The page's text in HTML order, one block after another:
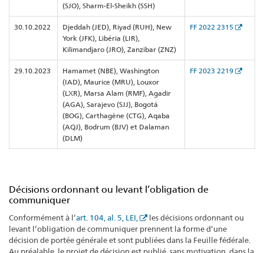
(SJO), Sharm-El-Sheikh (SSH)
30.10.2022
Djeddah (JED), Riyad (RUH), New
York (JFK), Libéria (LIR),
Kilimandjaro (JRO), Zanzibar (ZNZ)
FF 2022 2315
29.10.2023
Hamamet (NBE), Washington
(IAD), Maurice (MRU), Louxor
(LXR), Marsa Alam (RMF), Agadir
(AGA), Sarajevo (SJJ), Bogotá
(BOG), Carthagène (CTG), Aqaba
(AQJ), Bodrum (BJV) et Dalaman
(DLM)
FF 2023 2219
Décisions ordonnant ou levant l’obligation de
communiquer
Conformément à l’art. 104, al. 5, LEI,
les décisions ordonnant ou
levant l’obligation de communiquer prennent la forme d’une
décision de portée générale et sont publiées dans la Feuille fédérale.